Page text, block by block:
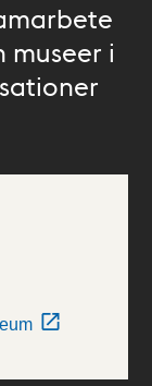
museer i